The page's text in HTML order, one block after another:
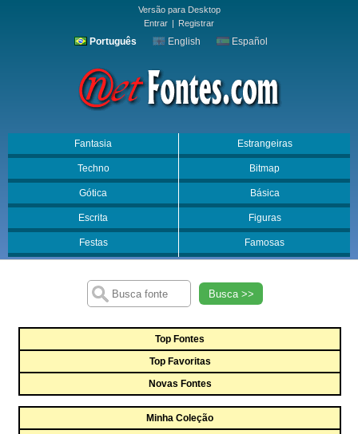
Versão para Desktop
Entrar | Registrar
Português English Español
Fantasia Estrangeiras
Techno Bitmap
Gótica Básica
Escrita Figuras
Festas Famosas
Busca >>
Top Fontes
Top Favoritas
Novas Fontes
Minha Coleção